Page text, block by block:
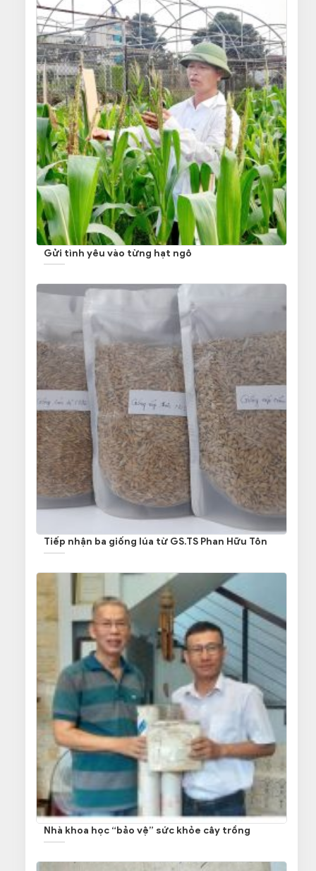
Gửi tình yêu vào từng hạt ngô
Tiếp nhận ba giống lúa từ GS.TS Phan Hữu Tôn
Nhà khoa học “bảo vệ” sức khỏe cây trồng